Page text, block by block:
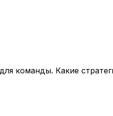
команды. Какие